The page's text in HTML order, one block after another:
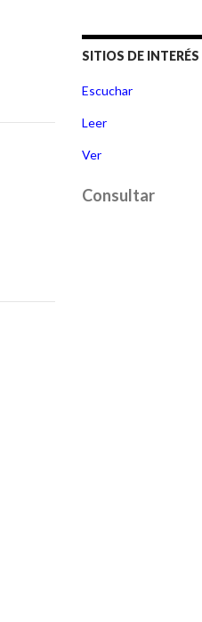
SITIOS DE INTERÉS
Escuchar
Leer
Ver
Consultar